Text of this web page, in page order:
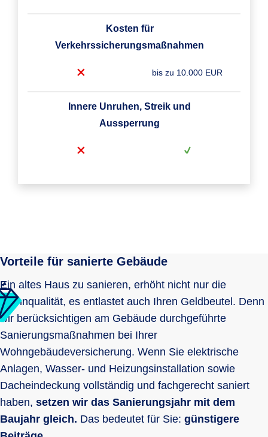
Kosten für
Verkehrssicherungsmaßnahmen
bis zu 10.000 EUR
Innere Unruhen, Streik und
Aussperrung
Vorteile für sanierte Gebäude
Ein altes Haus zu sanieren, erhöht nicht nur die
Wohnqualität, es entlastet auch Ihren Geldbeutel. Denn
wir berücksichtigen am Gebäude durchgeführte
Sanierungsmaßnahmen bei Ihrer
Wohngebäudeversicherung. Wenn Sie elektrische
Anlagen, Wasser- und Heizungsinstallation sowie
Dacheindeckung vollständig und fachgerecht saniert
haben, setzen wir das Sanierungsjahr mit dem
Baujahr gleich. Das bedeutet für Sie: günstigere